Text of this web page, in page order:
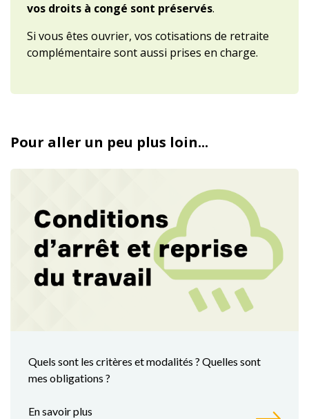
vos droits à congé sont préservés.
Si vous êtes ouvrier, vos cotisations de retraite
complémentaire sont aussi prises en charge.
Pour aller un peu plus loin...
Quels sont les critères et modalités ? Quelles sont
mes obligations ?
En savoir plus